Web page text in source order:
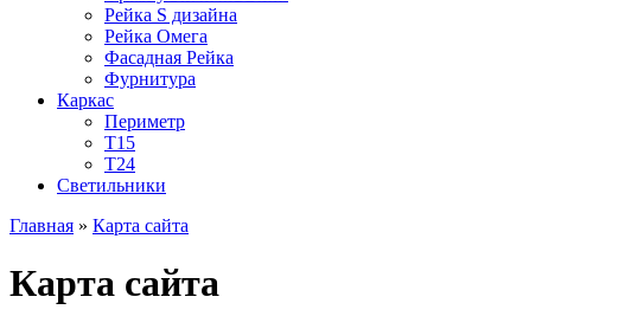
Рейка S дизайна
Рейка Омега
Фасадная Рейка
Фурнитура
Каркас
Периметр
Т15
Т24
Светильники
Главная » Карта сайта
Карта сайта